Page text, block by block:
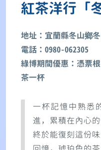
紅茶洋行「
地址：宜蘭縣冬山鄉
電話：0980-062305
綠博期間優惠：憑票
茶一杯
一杯記憶中熟悉
進，累積在內心
終於能復刻這份